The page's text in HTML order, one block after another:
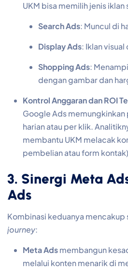
UKM bisa memilih jenis iklan
Search Ads: Muncul di
Display Ads: Iklan
Shopping Ads:
dengan gambar dan
Kontrol Anggaran dan ROI
Google Ads
harian atau per klik.
membantu UKM melacak
pembelian atau form
3. Sinergi Meta
Ads
Kombinasi keduanya mencakup
journey:
Meta Adsmembangun
melalui konten menarik di